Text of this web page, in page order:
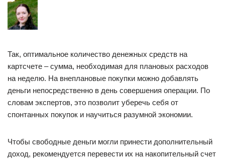
Так, оптимальное количество денежных средств на
картсчете – сумма, необходимая для плановых расходов
на неделю. На внеплановые покупки можно добавлять
деньги непосредственно в день совершения операции. По
словам экспертов, это позволит уберечь себя от
спонтанных покупок и научиться разумной экономии.
Чтобы свободные деньги могли принести дополнительный
доход, рекомендуется перевести их на накопительный счет